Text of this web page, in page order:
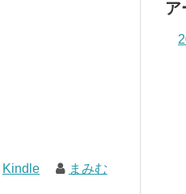
Kindle まみむ
ア